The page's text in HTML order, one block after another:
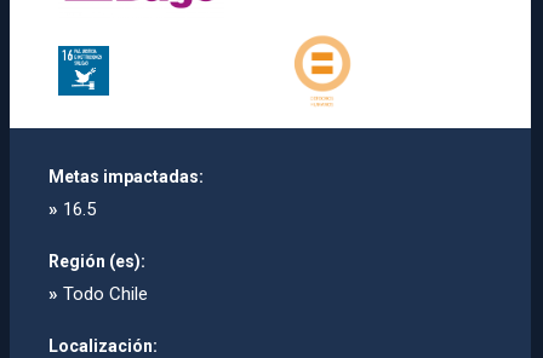
Metas impactadas:
» 16.5
Región (es):
» Todo Chile
Localización: